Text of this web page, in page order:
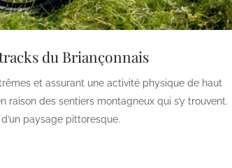
du Briançonnais
et assurant une activité physique de haut
des sentiers montagneux qui s’y trouvent.
paysage pittoresque.